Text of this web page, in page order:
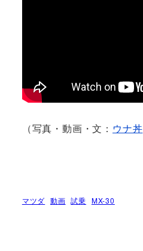
（写真・動画・文： ウナ丼
マツダ 動画 試乗 MX-30